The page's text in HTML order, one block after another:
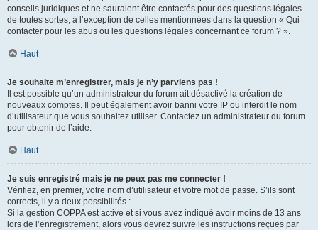
conseils juridiques et ne sauraient être contactés pour des questions légales
de toutes sortes, à l’exception de celles mentionnées dans la question « Qui
contacter pour les abus ou les questions légales concernant ce forum ? ».
Haut
Je souhaite m’enregistrer, mais je n’y parviens pas !
Il est possible qu’un administrateur du forum ait désactivé la création de
nouveaux comptes. Il peut également avoir banni votre IP ou interdit le nom
d’utilisateur que vous souhaitez utiliser. Contactez un administrateur du forum
pour obtenir de l’aide.
Haut
Je suis enregistré mais je ne peux pas me connecter !
Vérifiez, en premier, votre nom d’utilisateur et votre mot de passe. S’ils sont
corrects, il y a deux possibilités :
Si la gestion COPPA est active et si vous avez indiqué avoir moins de 13 ans
lors de l’enregistrement, alors vous devrez suivre les instructions reçues par